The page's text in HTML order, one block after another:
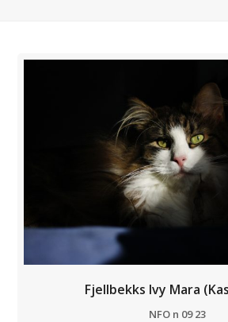
Fjellbekks Ivy Mara
NFO n 09 23